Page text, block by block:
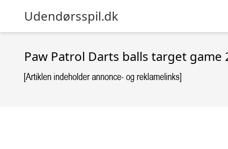
Udendørsspil.dk
Paw Patrol Darts balls target game